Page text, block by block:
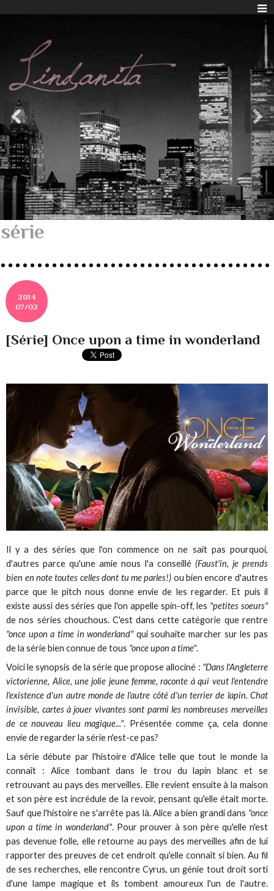
série
2014
07/02
[Série] Once upon a time in wonderland
Il y a des séries que l'on commence on ne sait pas pourquoi,
d'autres parce qu'une amie nous l'a conseillé (Faust'in, je prends
bien en note toutes celles dont tu me parles!) ou bien encore d'autres
parce que le pitch nous donne envie de les regarder. Et puis il
existe aussi des séries que l'on appelle spin-off, les "petites soeurs"
de nos séries chouchous. C'est dans cette catégorie que rentre
"once upon a time in wonderland"qui souhaite marcher sur les pas
de la série bien connue de tous "once upon a time".
Voici le synopsis de la série que propose allociné : "Dans l'Angleterre
victorienne, Alice, une jolie jeune femme, raconte à qui veut l'entendre
l'existence d'un autre monde de l'autre côté d'un terrier de lapin. Chat
invisible, cartes à jouer vivantes sont parmi les nombreuses merveilles
de ce nouveau lieu magique...". Présentée comme ça, cela donne
envie de regarder la série n'est-ce pas?
La série débute par l'histoire d'Alice telle que tout le monde la
connaît : Alice tombant dans le trou du lapin blanc et se
retrouvant au pays des merveilles. Elle revient ensuite à la maison
et son père est incrédule de la revoir, pensant qu'elle était morte.
Sauf que l'histoire ne s'arrête pas là. Alice a bien grandi dans "once
upon a time in wonderland". Pour prouver à son père qu'elle n'est
pas devenue folle, elle retourne au pays des merveilles afin de lui
rapporter des preuves de cet endroit qu'elle connaît si bien. Au fil
de ses recherches, elle rencontre Cyrus, un génie tout droit sorti
d'une lampe magique et ils tombent amoureux l'un de l'autre.